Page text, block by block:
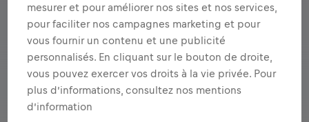
mesurer et pour améliorer nos sites et nos services,
pour faciliter nos campagnes marketing et pour
vous fournir un contenu et une publicité
personnalisés. En cliquant sur le bouton de droite,
vous pouvez exercer vos droits à la vie privée. Pour
plus d’informations, consultez nos mentions
d’information